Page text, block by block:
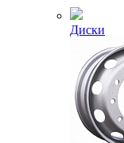
Диски